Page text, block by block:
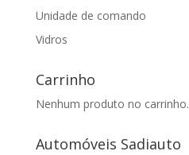
Unidade de comando
Vidros
Carrinho
Nenhum produto no carrinho.
Automóveis Sadiauto